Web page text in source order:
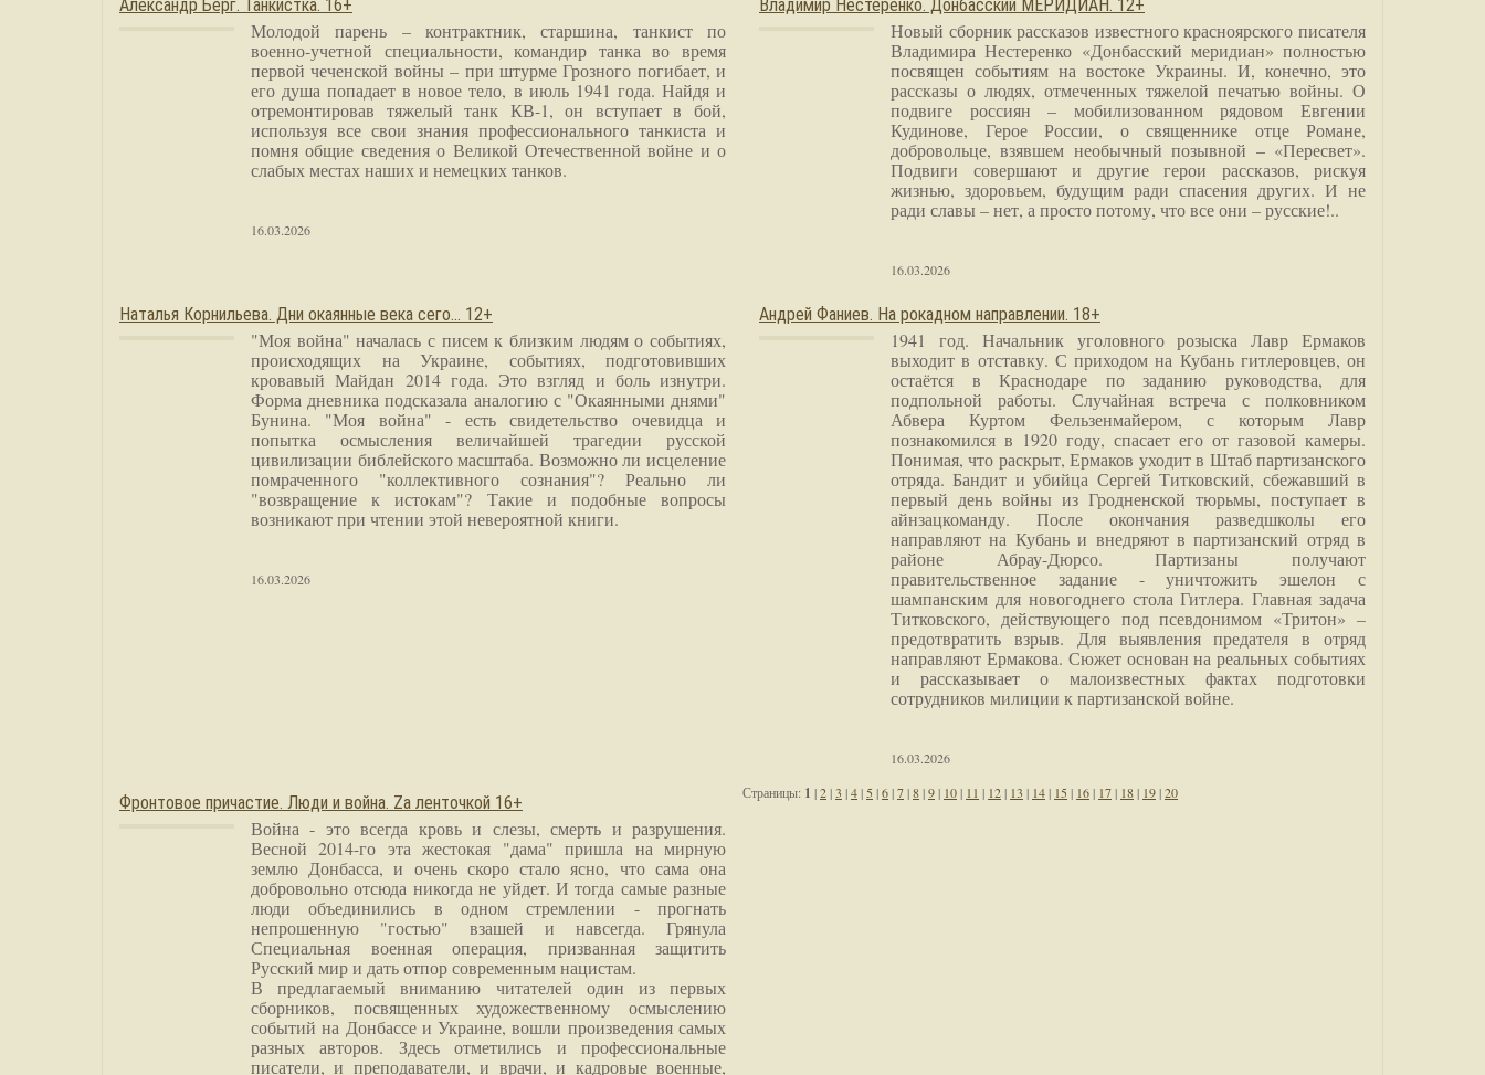
Александр Берг. Танкистка. 16+
Молодой парень – контрактник, старшина, танкист по
военно-учетной специальности, командир танка во время
первой чеченской войны – при штурме Грозного погибает, и
его душа попадает в новое тело, в июль 1941 года. Найдя и
отремонтировав тяжелый танк КВ-1, он вступает в бой,
используя все свои знания профессионального танкиста и
помня общие сведения о Великой Отечественной войне и о
слабых местах наших и немецких танков.
16.03.2026
Владимир Нестеренко. Донбасский МЕРИДИАН. 12+
Новый сборник рассказов известного красноярского писателя
Владимира Нестеренко «Донбасский меридиан» полностью
посвящен событиям на востоке Украины. И, конечно, это
рассказы о людях, отмеченных тяжелой печатью войны. О
подвиге россиян – мобилизованном рядовом Евгении
Кудинове, Герое России, о священнике отце Романе,
добровольце, взявшем необычный позывной – «Пересвет».
Подвиги совершают и другие герои рассказов, рискуя
жизнью, здоровьем, будущим ради спасения других. И не
ради славы – нет, а просто потому, что все они – русские!..
16.03.2026
Наталья Корнильева. Дни окаянные века сего… 12+
"Моя война" началась с писем к близким людям о событиях,
происходящих на Украине, событиях, подготовивших
кровавый Майдан 2014 года. Это взгляд и боль изнутри.
Форма дневника подсказала аналогию с "Окаянными днями"
Бунина. "Моя война" - есть свидетельство очевидца и
попытка осмысления величайшей трагедии русской
цивилизации библейского масштаба. Возможно ли исцеление
помраченного "коллективного сознания"? Реально ли
"возвращение к истокам"? Такие и подобные вопросы
возникают при чтении этой невероятной книги.
16.03.2026
Андрей Фаниев. На рокадном направлении. 18+
1941 год. Начальник уголовного розыска Лавр Ермаков
выходит в отставку. С приходом на Кубань гитлеровцев, он
остаётся в Краснодаре по заданию руководства, для
подпольной работы. Случайная встреча с полковником
Абвера Куртом Фельзенмайером, с которым Лавр
познакомился в 1920 году, спасает его от газовой камеры.
Понимая, что раскрыт, Ермаков уходит в Штаб партизанского
отряда. Бандит и убийца Сергей Титковский, сбежавший в
первый день войны из Гродненской тюрьмы, поступает в
айнзацкоманду. После окончания разведшколы его
направляют на Кубань и внедряют в партизанский отряд в
районе Абрау-Дюрсо. Партизаны получают
правительственное задание - уничтожить эшелон с
шампанским для новогоднего стола Гитлера. Главная задача
Титковского, действующего под псевдонимом «Тритон» –
предотвратить взрыв. Для выявления предателя в отряд
направляют Ермакова. Сюжет основан на реальных событиях
и рассказывает о малоизвестных фактах подготовки
сотрудников милиции к партизанской войне.
16.03.2026
Фронтовое причастие. Люди и война. Zа ленточкой 16+
Война - это всегда кровь и слезы, смерть и разрушения.
Весной 2014-го эта жестокая "дама" пришла на мирную
землю Донбасса, и очень скоро стало ясно, что сама она
добровольно отсюда никогда не уйдет. И тогда самые разные
люди объединились в одном стремлении - прогнать
непрошенную "гостью" взашей и навсегда. Грянула
Специальная военная операция, призванная защитить
Русский мир и дать отпор современным нацистам.
В предлагаемый вниманию читателей один из первых
сборников, посвященных художественному осмыслению
событий на Донбассе и Украине, вошли произведения самых
разных авторов. Здесь отметились и профессиональные
писатели, и преподаватели, и врачи, и кадровые военные,
Страницы: 1 |2|3 |4| 5 |6|7|8|9| 10| 11 | 12| 13 | 14| 15 | 16| 17| 18| 19|20